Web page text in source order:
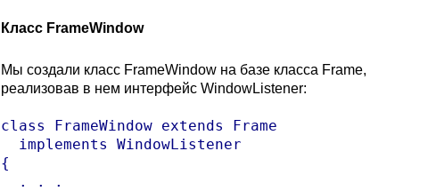
Класс FrameWindow
Мы создали класс FrameWindow на базе класса Frame,
реализовав в нем интерфейс WindowListener:
class FrameWindow extends Frame
  implements WindowListener
{
  . . .